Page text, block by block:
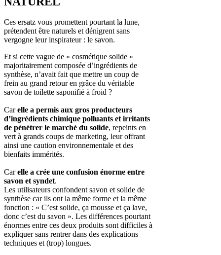
Ces ersatz vous promettent pourtant la lune,
prétendent être naturels et dénigrent sans
vergogne leur inspirateur : le savon.
Et si cette vague de « cosmétique solide »
majoritairement composée d’ingrédients de
synthèse, n’avait fait que mettre un coup de
frein au grand retour en grâce du véritable
savon de toilette saponifié à froid ?
Carelle a permis aux gros producteurs
d’ingrédients chimique polluants et irritants
de pénétrer le marché du solide, repeints en
vert à grands coups de marketing, leur offrant
ainsi une caution environnementale et des
bienfaits immérités.
Carelle a crée une confusion énorme entre
savon et syndet.
Les utilisateurs confondent savon et solide de
synthèse car ils ont la même forme et la même
fonction : « C’est solide, ça mousse et ça lave,
donc c’est du savon ». Les différences pourtant
énormes entre ces deux produits sont difficiles à
expliquer sans rentrer dans des explications
techniques et (trop) longues.